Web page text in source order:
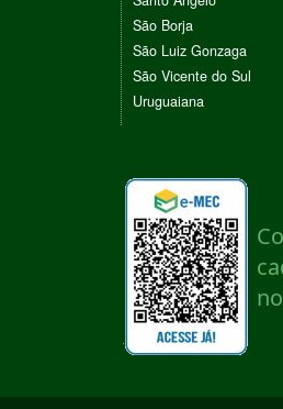
São Borja
São Luiz Gonzaga
São Vicente do Sul
Uruguaiana